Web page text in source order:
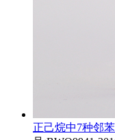
正己烷中7种邻